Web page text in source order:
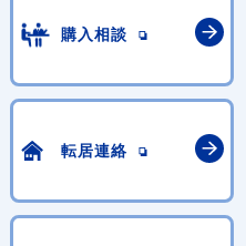
購入相談
転居連絡